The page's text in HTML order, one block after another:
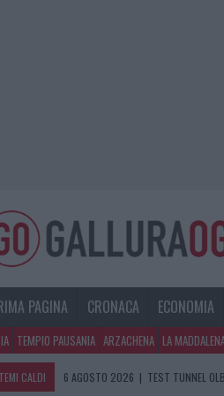
PAGINA CRONACA ECONOMIA
TEMPIO PAUSANIA ARZACHENA LA
TEMI CALDI 6 AGOSTO 2026 | TEST TUNNEL